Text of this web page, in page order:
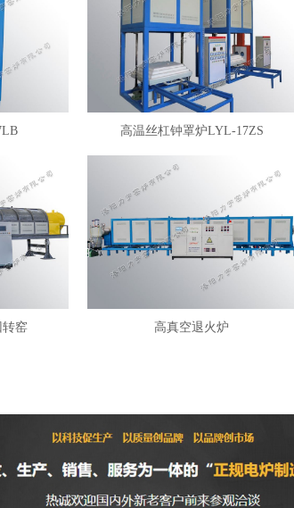
高温丝杠钟罩炉LYL-17ZS
窑 高真空退火炉